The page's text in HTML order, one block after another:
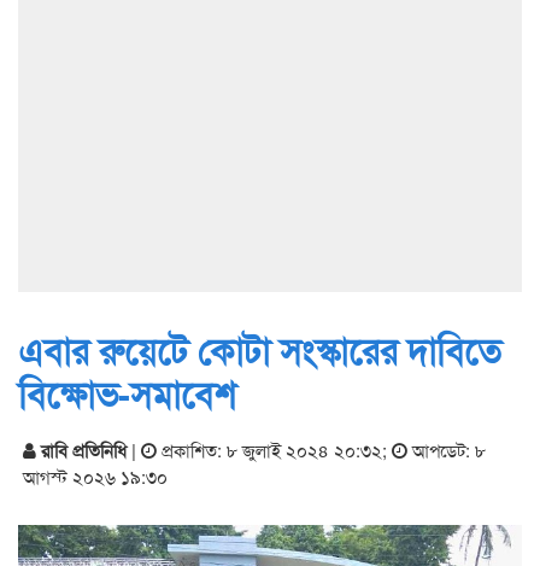
এবার রুয়েটে কোটা সংস্কারের দাবিতে
বিক্ষোভ-সমাবেশ
রাবি প্রতিনিধি| প্রকাশিত: ৮ জুলাই ২০২৪ ২০:৩২;
আপডেট: ৮
আগস্ট ২০২৬ ১৯:৩০